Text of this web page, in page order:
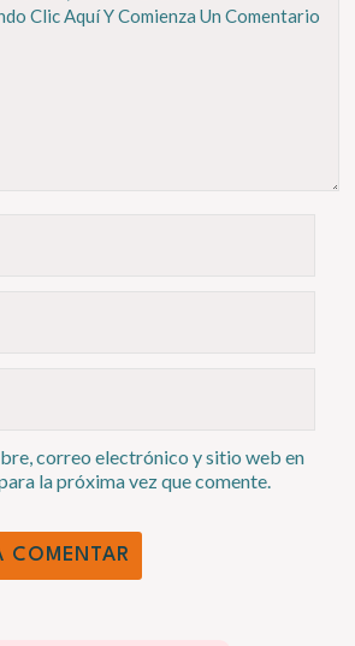
correo electrónico y sitio web en
la próxima vez que comente.